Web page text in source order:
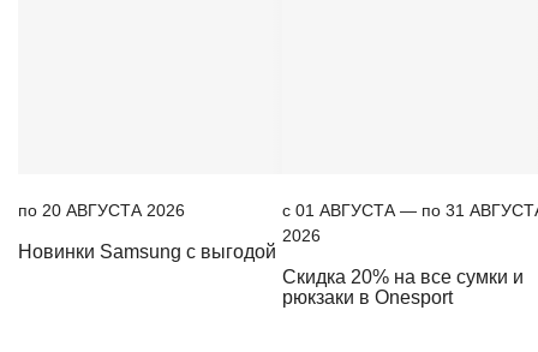
по 20 АВГУСТА 2026
Новинки Samsung с выгодой
c 01 АВГУСТА — по 31
2026
Скидка 20% на все сумки и
рюкзаки в Onesport